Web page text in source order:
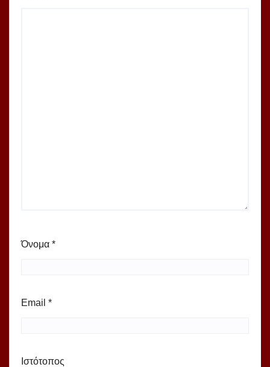
Όνομα *
Email *
Ιστότοπος